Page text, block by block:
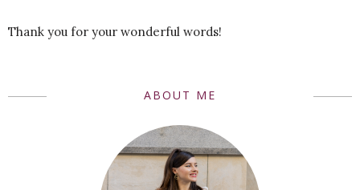
Thank you for your wonderful words!
ABOUT ME